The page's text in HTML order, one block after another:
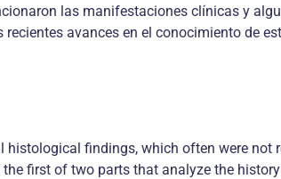
las manifestaciones clínicas y
avances en el conocimiento de
findings, which often were not
first of two parts that analyze the